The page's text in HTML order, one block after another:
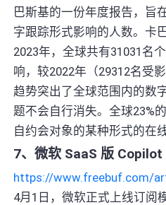
巴斯基的一份年度报告，旨
字跟踪形式影响的人数。卡
2023年，全球共有31031名
响，较2022年（29312名受
趋势突出了全球范围内的数
题不会自行消失。全球23%
自约会对象的某种形式的在
7、微软 SaaS 版
https://www.freebuf.com/
4月1日，微软正式上线订阅